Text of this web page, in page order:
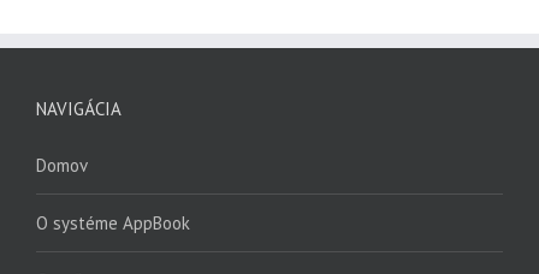
NAVIGÁCIA
Domov
O systéme AppBook